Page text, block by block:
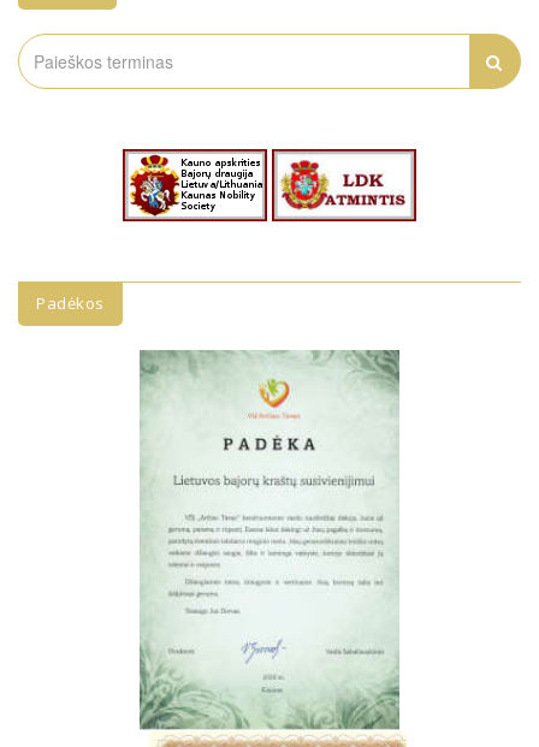
Search
for:
Padėkos